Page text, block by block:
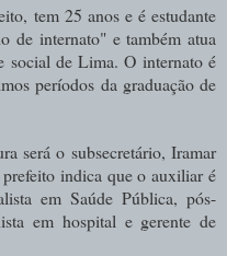
tem 25 anos e é estudante
de internato" e também atua
social de Lima. O internato é
períodos da graduação de
será o subsecretário, Iramar
indica que o auxiliar é
em Saúde Pública, pós-
em hospital e gerente de